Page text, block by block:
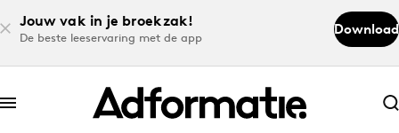
Jouw vak in je broekzak!
De beste leeservaring met de app
Download
Abonneer nu
Abonneer nu